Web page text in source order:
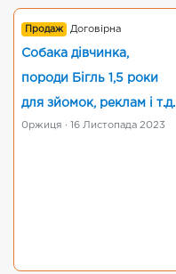
Продаж Договірна
Собака дівчинка,
породи Бігль 1,5 роки
для зйомок, реклам і т.д.
0ржиця · 16 Листопада 2023